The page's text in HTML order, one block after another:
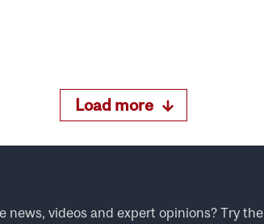
Load more
news, videos and expert opinions? Try the